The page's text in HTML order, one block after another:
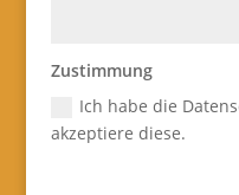
Zustimmung
Ich habe die
akzeptiere diese.